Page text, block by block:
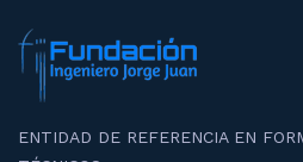
ENTIDAD DE REFERENCIA EN